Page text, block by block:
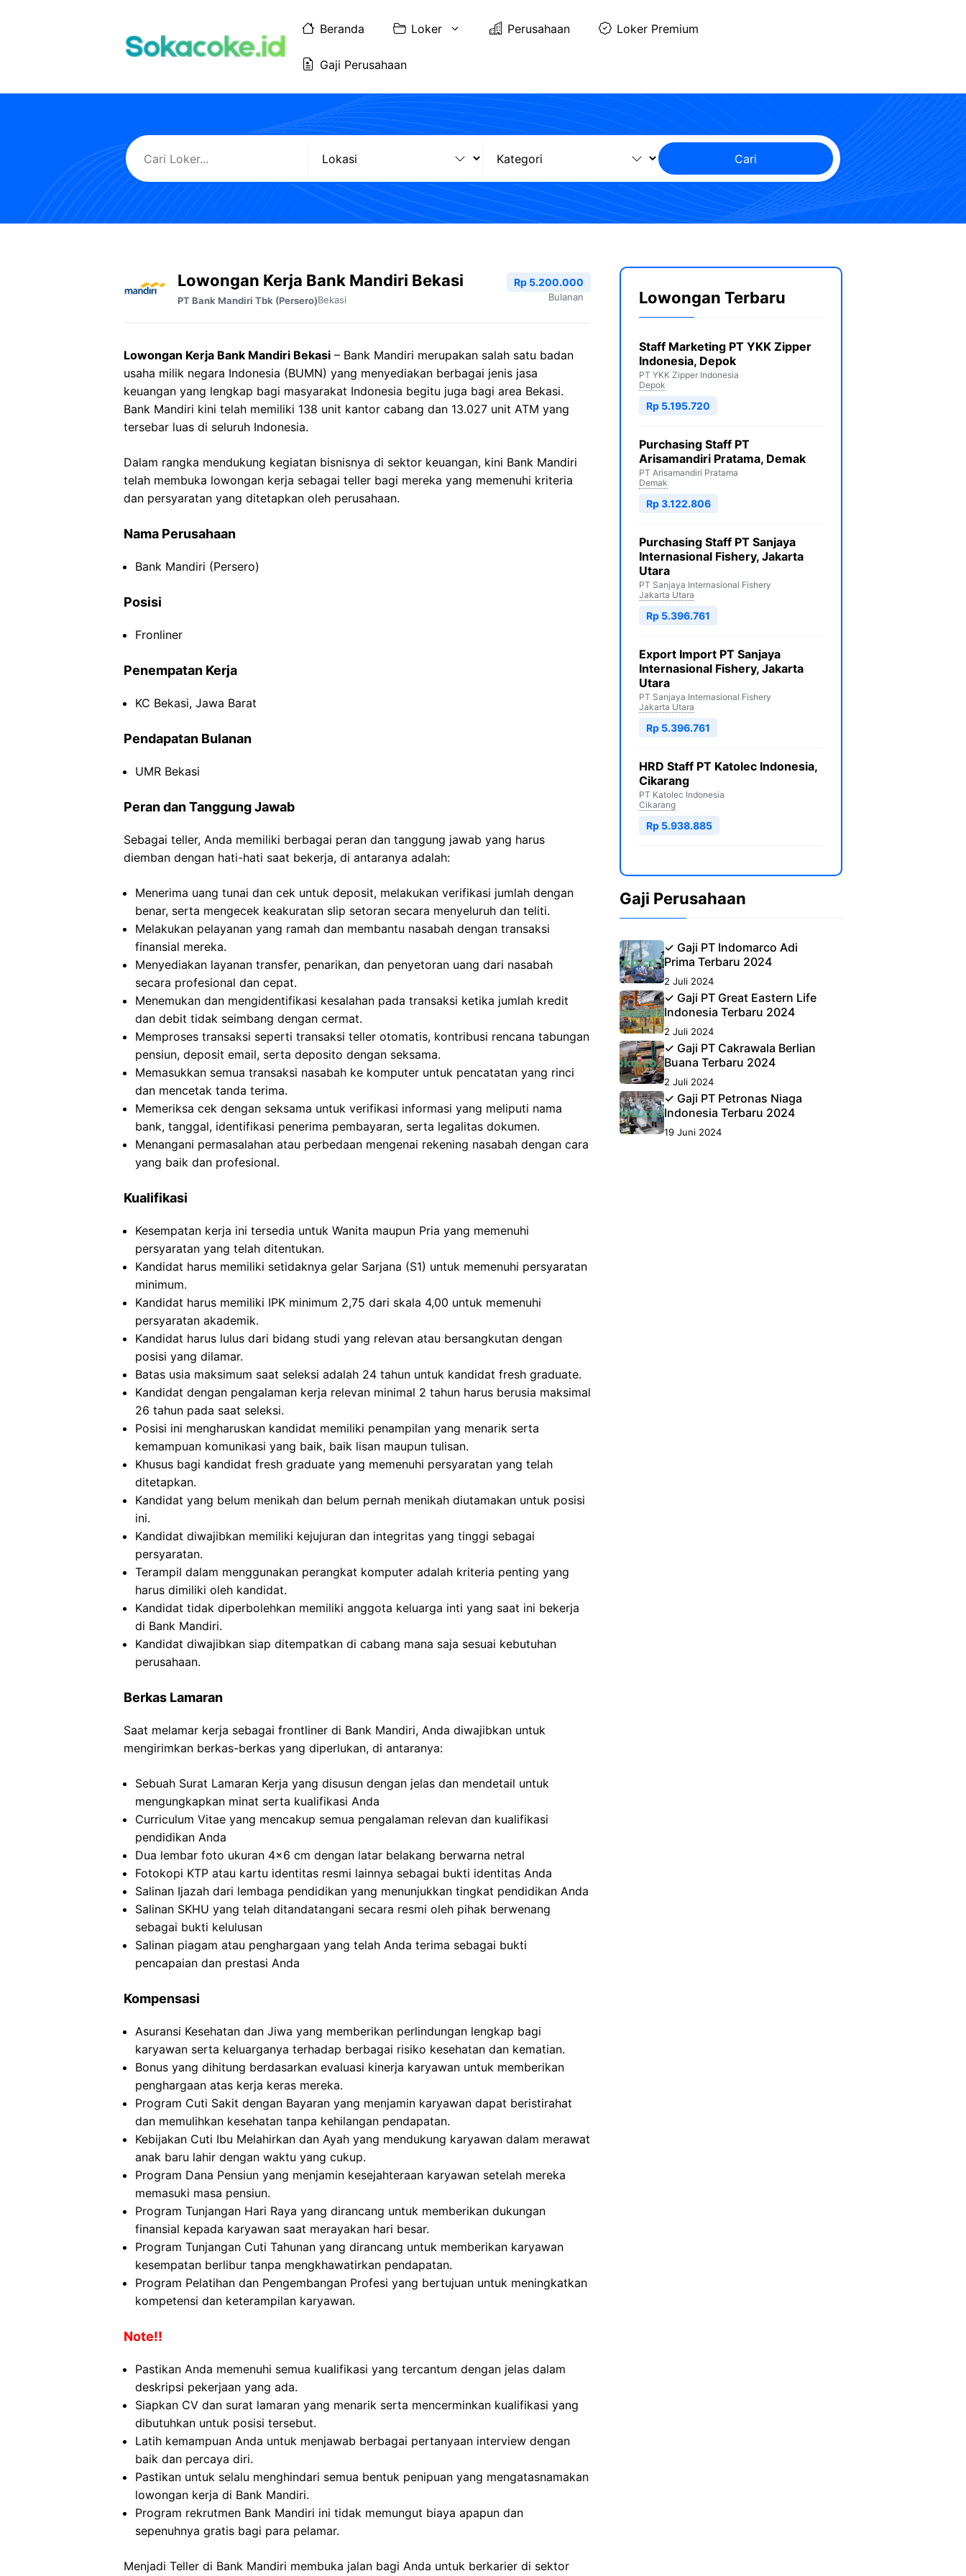
Beranda Loker Perusahaan Loker Premium
Gaji Perusahaan
Cari
Lowongan Kerja Bank Mandiri Bekasi
PT Bank Mandiri Tbk (Persero)Bekasi
Rp 5.200.000
Bulanan
Lowongan Kerja Bank Mandiri Bekasi – Bank Mandiri merupakan salah satu badan
usaha milik negara Indonesia (BUMN) yang menyediakan berbagai jenis jasa
keuangan yang lengkap bagi masyarakat Indonesia begitu juga bagi area Bekasi.
Bank Mandiri kini telah memiliki 138 unit kantor cabang dan 13.027 unit ATM yang
tersebar luas di seluruh Indonesia.
Dalam rangka mendukung kegiatan bisnisnya di sektor keuangan, kini Bank Mandiri
telah membuka lowongan kerja sebagai teller bagi mereka yang memenuhi kriteria
dan persyaratan yang ditetapkan oleh perusahaan.
Nama Perusahaan
Bank Mandiri (Persero)
Posisi
Fronliner
Penempatan Kerja
KC Bekasi, Jawa Barat
Pendapatan Bulanan
UMR Bekasi
Peran dan Tanggung Jawab
Sebagai teller, Anda memiliki berbagai peran dan tanggung jawab yang harus
diemban dengan hati-hati saat bekerja, di antaranya adalah:
Menerima uang tunai dan cek untuk deposit, melakukan verifikasi jumlah dengan
benar, serta mengecek keakuratan slip setoran secara menyeluruh dan teliti.
Melakukan pelayanan yang ramah dan membantu nasabah dengan transaksi
finansial mereka.
Menyediakan layanan transfer, penarikan, dan penyetoran uang dari nasabah
secara profesional dan cepat.
Menemukan dan mengidentifikasi kesalahan pada transaksi ketika jumlah kredit
dan debit tidak seimbang dengan cermat.
Memproses transaksi seperti transaksi teller otomatis, kontribusi rencana tabungan
pensiun, deposit email, serta deposito dengan seksama.
Memasukkan semua transaksi nasabah ke komputer untuk pencatatan yang rinci
dan mencetak tanda terima.
Memeriksa cek dengan seksama untuk verifikasi informasi yang meliputi nama
bank, tanggal, identifikasi penerima pembayaran, serta legalitas dokumen.
Menangani permasalahan atau perbedaan mengenai rekening nasabah dengan cara
yang baik dan profesional.
Kualifikasi
Kesempatan kerja ini tersedia untuk Wanita maupun Pria yang memenuhi
persyaratan yang telah ditentukan.
Kandidat harus memiliki setidaknya gelar Sarjana (S1) untuk memenuhi persyaratan
minimum.
Kandidat harus memiliki IPK minimum 2,75 dari skala 4,00 untuk memenuhi
persyaratan akademik.
Kandidat harus lulus dari bidang studi yang relevan atau bersangkutan dengan
posisi yang dilamar.
Batas usia maksimum saat seleksi adalah 24 tahun untuk kandidat fresh graduate.
Kandidat dengan pengalaman kerja relevan minimal 2 tahun harus berusia maksimal
26 tahun pada saat seleksi.
Posisi ini mengharuskan kandidat memiliki penampilan yang menarik serta
kemampuan komunikasi yang baik, baik lisan maupun tulisan.
Khusus bagi kandidat fresh graduate yang memenuhi persyaratan yang telah
ditetapkan.
Kandidat yang belum menikah dan belum pernah menikah diutamakan untuk posisi
ini.
Kandidat diwajibkan memiliki kejujuran dan integritas yang tinggi sebagai
persyaratan.
Terampil dalam menggunakan perangkat komputer adalah kriteria penting yang
harus dimiliki oleh kandidat.
Kandidat tidak diperbolehkan memiliki anggota keluarga inti yang saat ini bekerja
di Bank Mandiri.
Kandidat diwajibkan siap ditempatkan di cabang mana saja sesuai kebutuhan
perusahaan.
Berkas Lamaran
Saat melamar kerja sebagai frontliner di Bank Mandiri, Anda diwajibkan untuk
mengirimkan berkas-berkas yang diperlukan, di antaranya:
Sebuah Surat Lamaran Kerja yang disusun dengan jelas dan mendetail untuk
mengungkapkan minat serta kualifikasi Anda
Curriculum Vitae yang mencakup semua pengalaman relevan dan kualifikasi
pendidikan Anda
Dua lembar foto ukuran 4×6 cm dengan latar belakang berwarna netral
Fotokopi KTP atau kartu identitas resmi lainnya sebagai bukti identitas Anda
Salinan Ijazah dari lembaga pendidikan yang menunjukkan tingkat pendidikan Anda
Salinan SKHU yang telah ditandatangani secara resmi oleh pihak berwenang
sebagai bukti kelulusan
Salinan piagam atau penghargaan yang telah Anda terima sebagai bukti
pencapaian dan prestasi Anda
Kompensasi
Asuransi Kesehatan dan Jiwa yang memberikan perlindungan lengkap bagi
karyawan serta keluarganya terhadap berbagai risiko kesehatan dan kematian.
Bonus yang dihitung berdasarkan evaluasi kinerja karyawan untuk memberikan
penghargaan atas kerja keras mereka.
Program Cuti Sakit dengan Bayaran yang menjamin karyawan dapat beristirahat
dan memulihkan kesehatan tanpa kehilangan pendapatan.
Kebijakan Cuti Ibu Melahirkan dan Ayah yang mendukung karyawan dalam merawat
anak baru lahir dengan waktu yang cukup.
Program Dana Pensiun yang menjamin kesejahteraan karyawan setelah mereka
memasuki masa pensiun.
Program Tunjangan Hari Raya yang dirancang untuk memberikan dukungan
finansial kepada karyawan saat merayakan hari besar.
Program Tunjangan Cuti Tahunan yang dirancang untuk memberikan karyawan
kesempatan berlibur tanpa mengkhawatirkan pendapatan.
Program Pelatihan dan Pengembangan Profesi yang bertujuan untuk meningkatkan
kompetensi dan keterampilan karyawan.
Note!!
Pastikan Anda memenuhi semua kualifikasi yang tercantum dengan jelas dalam
deskripsi pekerjaan yang ada.
Siapkan CV dan surat lamaran yang menarik serta mencerminkan kualifikasi yang
dibutuhkan untuk posisi tersebut.
Latih kemampuan Anda untuk menjawab berbagai pertanyaan interview dengan
baik dan percaya diri.
Pastikan untuk selalu menghindari semua bentuk penipuan yang mengatasnamakan
lowongan kerja di Bank Mandiri.
Program rekrutmen Bank Mandiri ini tidak memungut biaya apapun dan
sepenuhnya gratis bagi para pelamar.
Menjadi Teller di Bank Mandiri membuka jalan bagi Anda untuk berkarier di sektor
Lowongan Terbaru
Staff Marketing PT YKK Zipper
Indonesia, Depok
PT YKK Zipper Indonesia
Depok
Rp 5.195.720
Purchasing Staff PT
Arisamandiri Pratama, Demak
PT Arisamandiri Pratama
Demak
Rp 3.122.806
Purchasing Staff PT Sanjaya
Internasional Fishery, Jakarta
Utara
PT Sanjaya Internasional Fishery
Jakarta Utara
Rp 5.396.761
Export Import PT Sanjaya
Internasional Fishery, Jakarta
Utara
PT Sanjaya Internasional Fishery
Jakarta Utara
Rp 5.396.761
HRD Staff PT Katolec Indonesia,
Cikarang
PT Katolec Indonesia
Cikarang
Rp 5.938.885
Gaji Perusahaan
✓ Gaji PT Indomarco Adi
Prima Terbaru 2024
2 Juli 2024
✓ Gaji PT Great Eastern Life
Indonesia Terbaru 2024
2 Juli 2024
✓ Gaji PT Cakrawala Berlian
Buana Terbaru 2024
2 Juli 2024
✓ Gaji PT Petronas Niaga
Indonesia Terbaru 2024
19 Juni 2024